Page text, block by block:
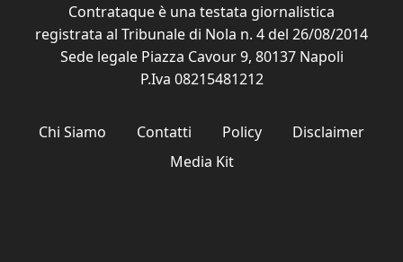
Contrataque è una testata giornalistica
registrata al Tribunale di Nola n. 4 del 26/08/2014
Sede legale Piazza Cavour 9, 80137 Napoli
P.Iva 08215481212
Chi Siamo Contatti Policy
Disclaimer
Media Kit